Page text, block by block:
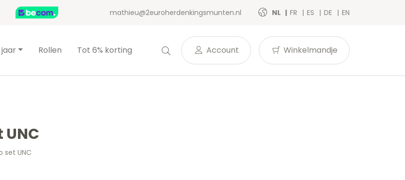
mathieu@2euroherdenkingsmunten.nl NL FR ES DE EN
jaar Rollen Tot 6% korting Account Winkelmandje
set UNC